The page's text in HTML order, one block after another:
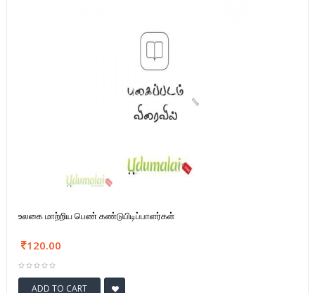
உலகை மாற்றிய பெண் கண்டுபிடிப்பாளர்கள்
120.00
ADD TO CART